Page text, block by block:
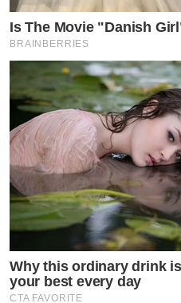
Is The Movie "Danish
BRAINBERRIES
Why this ordinary drink
your best every day
CTA FAVORITE